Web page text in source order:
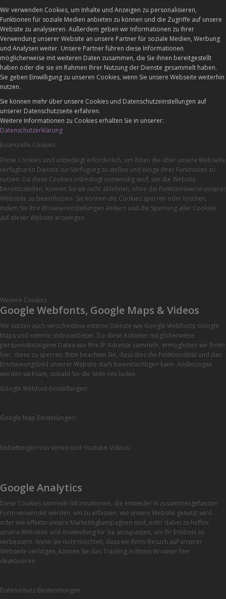
Wir verwenden Cookies, um Inhalte und Anzeigen zu personalisieren,
Funktionen für soziale Medien anbieten zu können und die Zugriffe auf unsere
Website zu analysieren. Außerdem geben wir Informationen zu Ihrer
Verwendung unserer Website an unsere Partner für soziale Medien, Werbung
und Analysen weiter. Unsere Partner führen diese Informationen
möglicherweise mit weiteren Daten zusammen, die Sie ihnen bereitgestellt
haben oder die sie im Rahmen Ihrer Nutzung der Dienste gesammelt haben.
Sie geben Einwilligung zu unseren Cookies, wenn Sie unsere Webseite weiterhin
nutzen.
Sie können mehr über unsere Cookies und Datenschutzeinstellungen auf
unserer Datenschutzseite erfahren.
Weitere Informationen zu Cookies erhalten Sie in unserer:
Datenschutzerklärung
Essenzielle Cookies
Diese Cookies sind unbedingt erforderlich, um Ihnen die über unsere Webseite
verfügbaren Dienste zur Verfügung zu stellen und einige ihrer Funktionen zu
nutzen. Da diese Cookies unbedingt notwendig sind, um die Website
bereitzustellen, können Sie sie nicht ablehnen, ohne die Funktionsweise unserer
Webseite zu beeinflussen. Sie können die Cookies sperren oder löschen,
indem Sie Ihre Browsereinstellungen ändern und die Sperrung aller Cookies
auf dieser Website erzwingen.
Weitere Cookies
Google Webfonts, Google Maps & Videos
Wir nutzen auch verschiedene externe Dienste wie Google Webfonts, Google
Maps und externe Videoanbieter. Da diese Anbieter möglicherweise
personenbezogene Daten wie Ihre IP-Adresse sammeln, ermöglichen wir Ihnen
hier, diese zu sperren. Bitte beachten Sie, dass dies die Funktionalität und das
Erscheinungsbild unserer Website stark beeinträchtigen kann. Änderungen
werden wirksam, sobald Sie die Seite neu laden.
Google Webfont-Einstellungen:
Google Map-Einstellungen:
Einbettungen von Vimeo und Youtube-Videos:
Google Analytics
Diese Cookies sammeln Informationen, die entweder in zusammengefasster
Form verwendet werden, um zu erfassen, wie unsere Website genutzt wird
oder wie effektiv unsere Marketingkampagnen sind, oder dabei zu helfen,
unsere Webseite und Anwendung für Sie anzupassen, um Ihr Erlebnis zu
verbessern. Wenn Sie nicht möchten, dass wir Ihren Besuch auf unserer
Webseite verfolgen, können Sie das Tracking in Ihrem Browser hier
deaktivieren.
Datenschutz-Bestimmungen